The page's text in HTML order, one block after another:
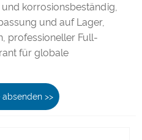
korrosionsbeständig,
und auf Lager,
professioneller Full-
für globale
>>